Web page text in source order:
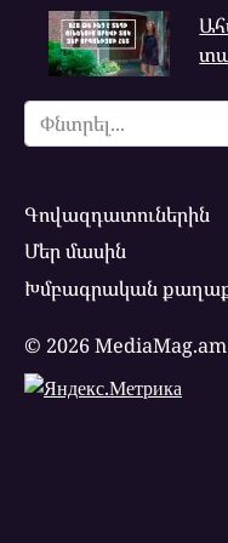
Search
for:
Գովազդատուներին
Մեր մասին
Խմբագրական
© 2026 MediaMag.am